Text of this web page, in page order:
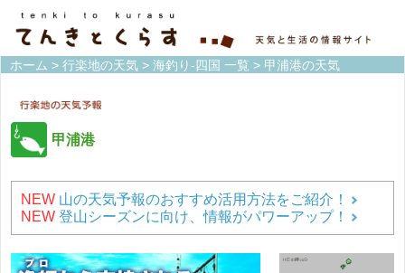
ホーム > 行楽地の天気 > 海釣り-四国 一覧 > 甲浦港の天気
甲浦港
NEW 山の天気予報のおすすめ活用方法をご紹介！
NEW 登山シーズンに向け、情報がパワーアップ！